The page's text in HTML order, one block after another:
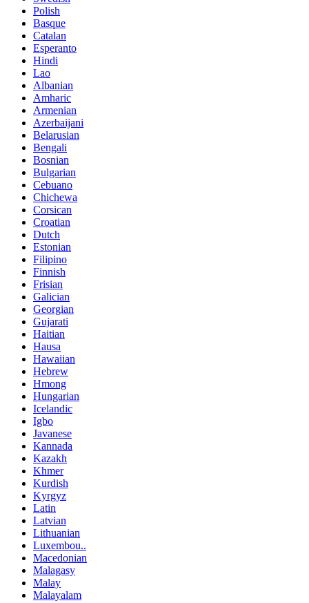
Polish
Basque
Catalan
Esperanto
Hindi
Lao
Albanian
Amharic
Armenian
Azerbaijani
Belarusian
Bengali
Bosnian
Bulgarian
Cebuano
Chichewa
Corsican
Croatian
Dutch
Estonian
Filipino
Finnish
Frisian
Galician
Georgian
Gujarati
Haitian
Hausa
Hawaiian
Hebrew
Hmong
Hungarian
Icelandic
Igbo
Javanese
Kannada
Kazakh
Khmer
Kurdish
Kyrgyz
Latin
Latvian
Lithuanian
Luxembou..
Macedonian
Malagasy
Malay
Malayalam